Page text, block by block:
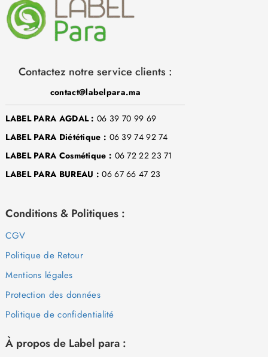
Contactez notre service clients :
contact@labelpara.ma
LABEL PARA AGDAL : 06 39 70 99 69
LABEL PARA Diététique : 06 39 74 92 74
LABEL PARA Cosmétique : 06 72 22 23 71
LABEL PARA BUREAU : 06 67 66 47 23
Conditions & Politiques :
CGV
Politique de Retour
Mentions légales
Protection des données
Politique de confidentialité
À propos de Label para :